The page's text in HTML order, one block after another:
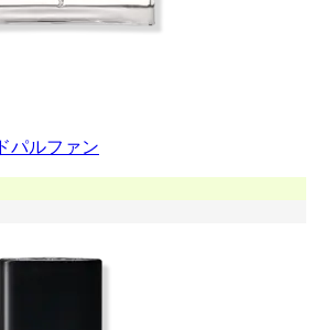
パルファン